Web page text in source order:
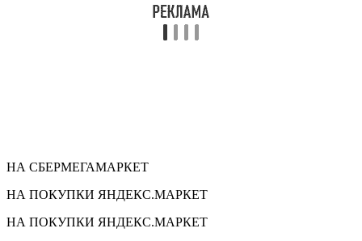
НА СБЕРМЕГАМАРКЕТ
НА ПОКУПКИ ЯНДЕКС.МАРКЕТ
НА ПОКУПКИ ЯНДЕКС.МАРКЕТ